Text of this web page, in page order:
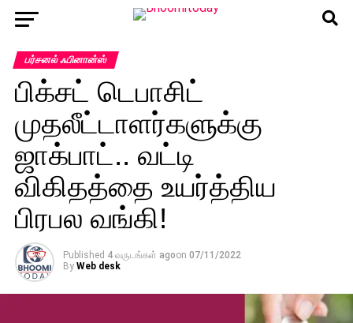
பர்சனல் ஃபினான்ஸ்
பிக்சட் டெபாசிட்
முதலீட்டாளர்களுக்கு
ஜாக்பாட்.. வட்டி
விகிதத்தை உயர்த்திய
பிரபல வங்கி!
Published 4 வருடங்கள் agoon 07/11/2022
By Web desk